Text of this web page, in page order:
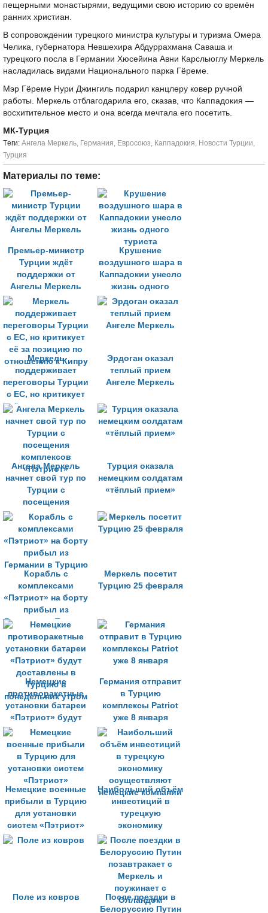
пещерными монастырями, ведущими свою историю со времён
ранних христиан.
В сопровождении турецкого министра культуры и туризма Омера
Челика, губернатора Невшехира Абдуррахмана Саваша и
турецкого посла в Германии Хюсейина Авни Карслыоглу Меркель
насладилась видами Национального парка Гёреме.
Мэр Гёреме Нури Джингиль подарил канцлеру ковер ручной
работы. Меркель отблагодарила его, сказав, что Каппадокия —
восхитительное место и она всегда мечтала его посетить.
МК-Турция
Tеги: Ангела Меркель, Германия, Евросоюз, Каппадокия, Новости Турции,
Турция
Материалы по теме:
Премьер-министр
Турции ждёт
поддержки от
Ангелы Меркель
Крушение
воздушного шара в
Каппадокии унесло
жизнь одного
туриста
Меркель
поддерживает
переговоры Турции
с ЕС, но критикует
её за позицию по
отношению к Кипру
Эрдоган оказал
теплый прием
Ангеле Меркель
Ангела Меркель
начнет свой тур по
Турции с
посещения
комплексов
«Пэтриот»
Турция оказала
немецким солдатам
«тёплый прием»
Корабль с
комплексами
«Пэтриот» на борту
прибыл из
Германии в Турцию
Меркель посетит
Турцию 25 февраля
Немецкие
противоракетные
установки батареи
«Пэтриот» будут
доставлены в
Турцию в
понедельник утром
Германия отправит
в Турцию
комплексы Patriot
уже 8 января
Немецкие военные
прибыли в Турцию
для установки
систем «Пэтриот»
Наибольший объём
инвестиций в
турецкую
экономику
осуществляют
немецкие компании
Поле из ковров
После поездки в
Белоруссию Путин